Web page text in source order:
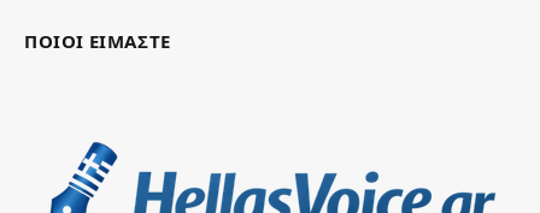
ΠΟΙΟΙ ΕΙΜΑΣΤΕ